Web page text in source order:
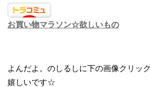
お買い物マラソン☆欲しいもの
よんだよ。のしるしに下の画像クリッ
嬉しいです☆